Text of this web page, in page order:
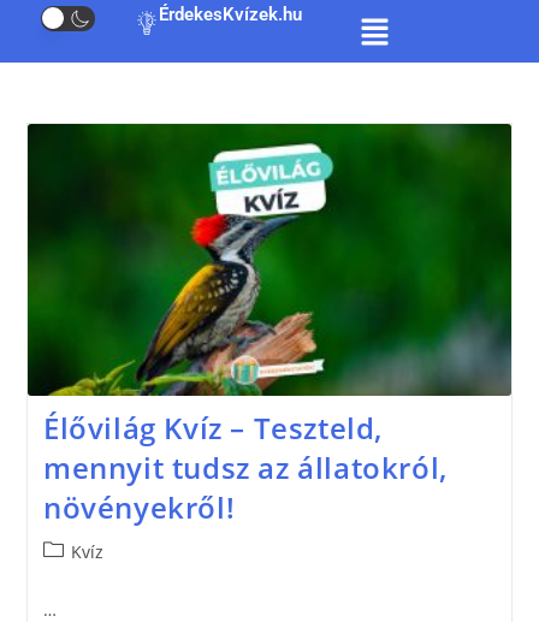
ÉrdekesKvízek.hu
Élővilág Kvíz – Teszteld,
mennyit tudsz az állatokról,
növényekről!
Kvíz
…